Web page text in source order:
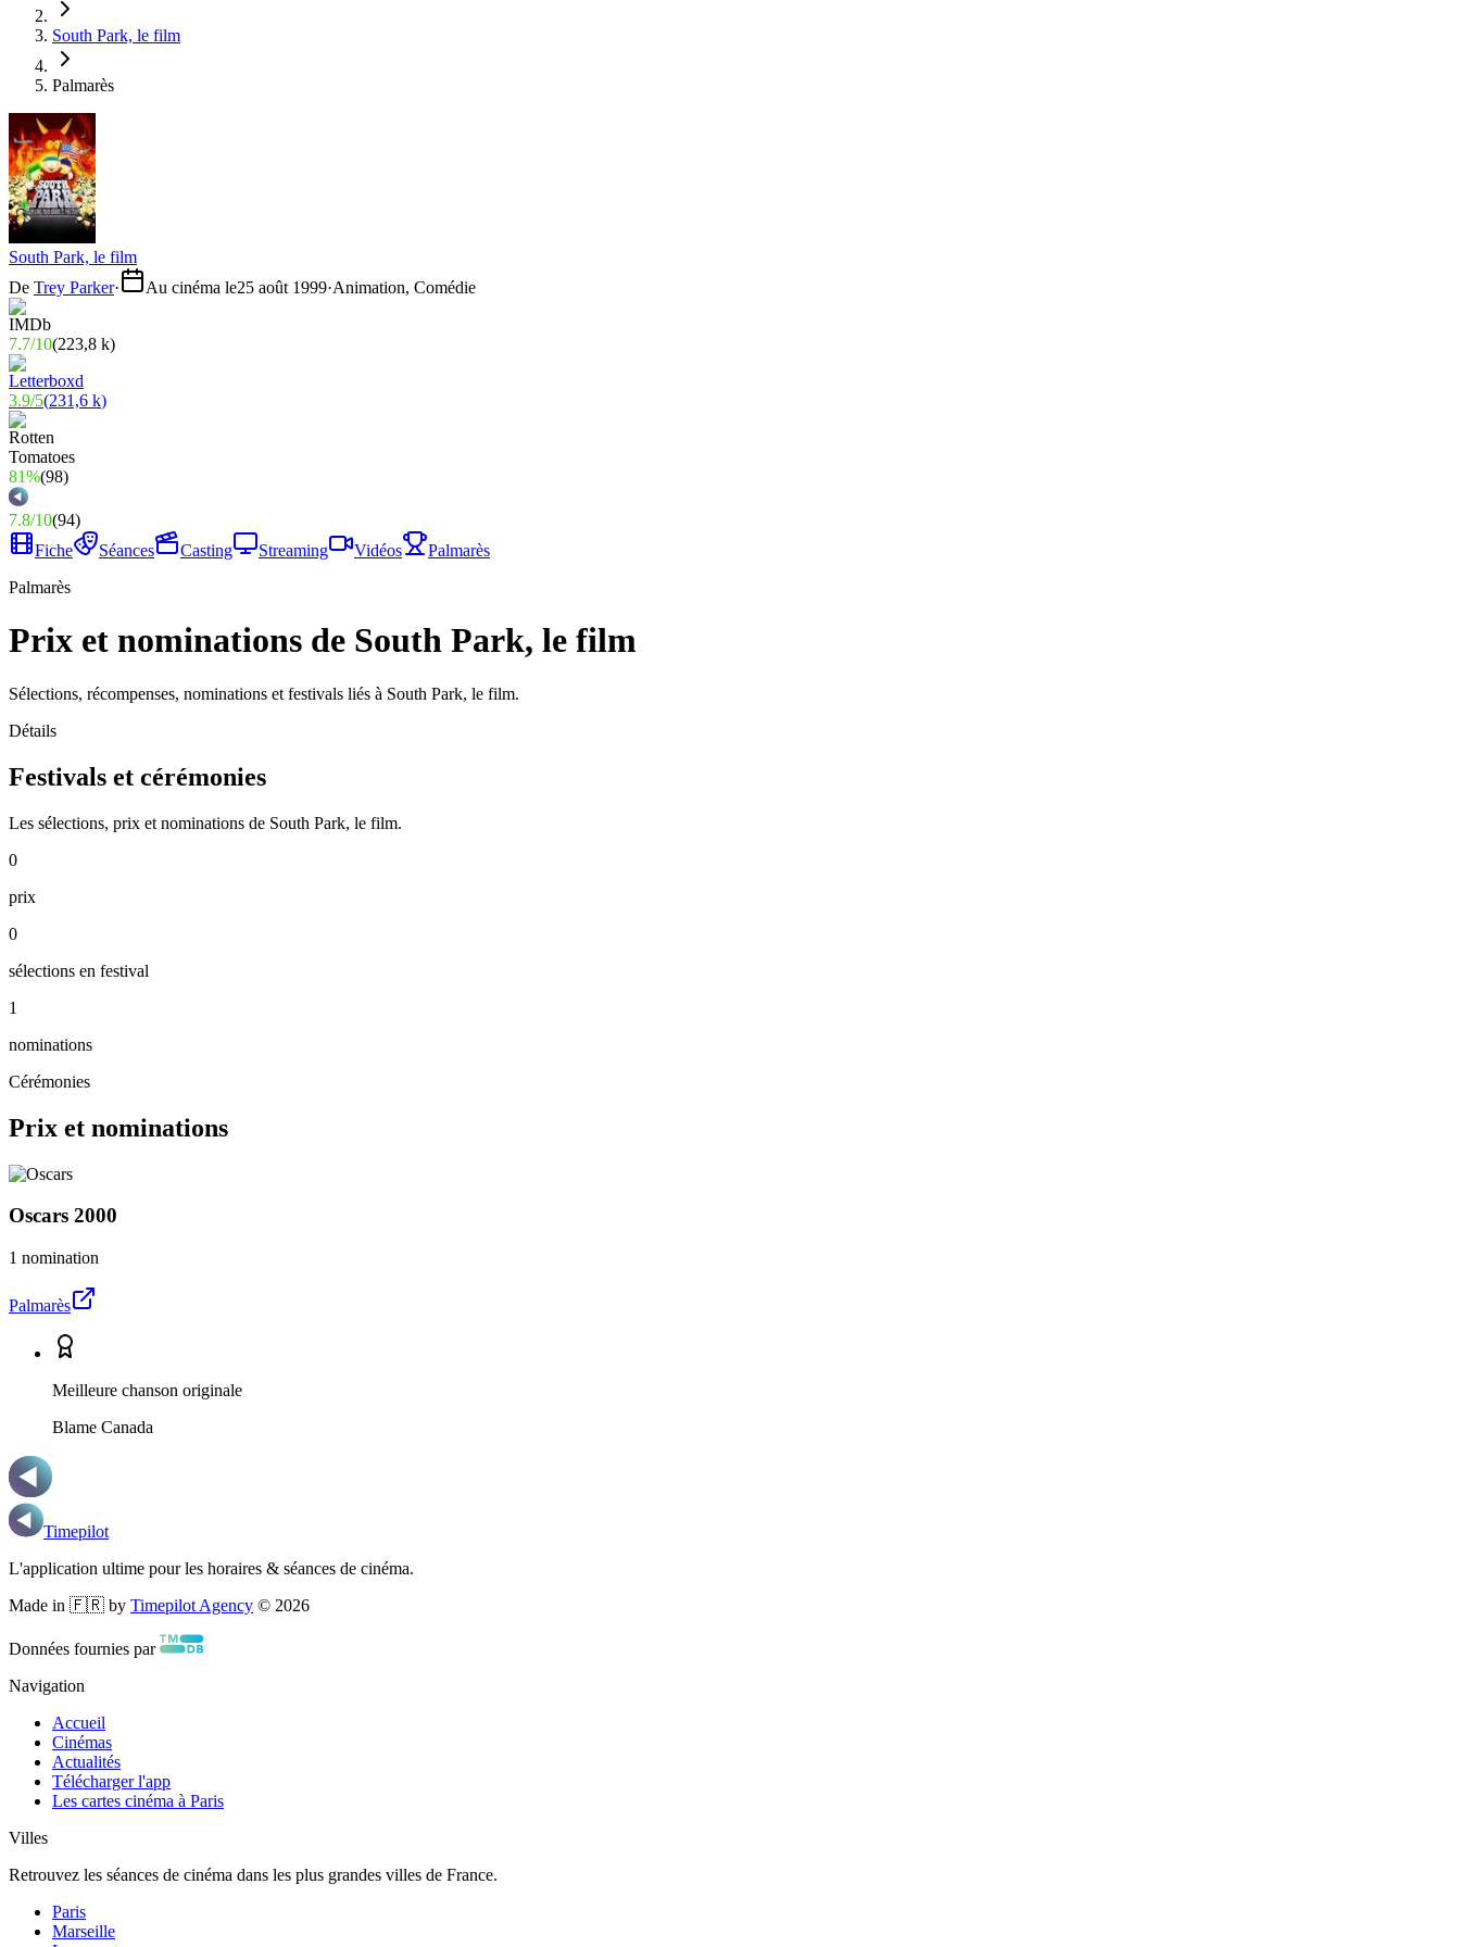
South Park, le film
Palmarès
South Park, le film
De Trey Parker· Au cinéma le25 août 1999·Animation, Comédie
7.7/10(223,8 k)
3.9/5(231,6 k)
81%(98)
7.8/10(94)
Fiche
Séances Casting Streaming Vidéos
Palmarès
Palmarès
Prix et nominations de South Park, le film
Sélections, récompenses, nominations et festivals liés à South Park, le film.
Détails
Festivals et cérémonies
Les sélections, prix et nominations de South Park, le film.
0
prix
0
sélections en festival
1
nominations
Cérémonies
Prix et nominations
Oscars 2000
1 nomination
Palmarès
Meilleure chanson originale
Blame Canada
Timepilot
L'application ultime pour les horaires & séances de cinéma.
Made in 🇫🇷 by Timepilot Agency © 2026
Données fournies par
Navigation
Accueil
Cinémas
Actualités
Télécharger l'app
Les cartes cinéma à Paris
Villes
Retrouvez les séances de cinéma dans les plus grandes villes de France.
Paris
Marseille